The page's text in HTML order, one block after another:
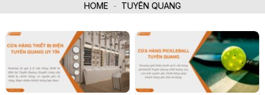
HOME - TUYÊN QUANG